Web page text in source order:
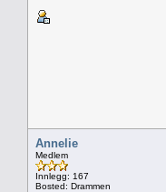
Annelie
Medlem
Innlegg: 167
Bosted: Drammen